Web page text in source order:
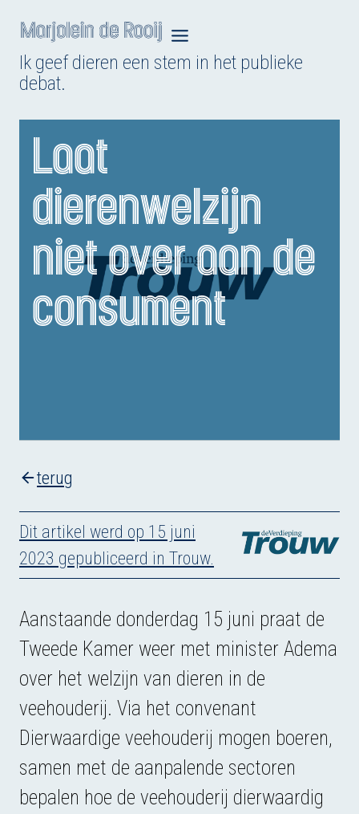
naar
inhoud
Ik geef dieren een stem in het publieke
debat.
Laat
dierenwelzijn
niet over aan de
consument
terug
Dit artikel werd op 15 juni
2023 gepubliceerd in Trouw.
Aanstaande donderdag 15 juni praat de
Tweede Kamer weer met minister Adema
over het welzijn van dieren in de
veehouderij. Via het convenant
Dierwaardige veehouderij mogen boeren,
samen met de aanpalende sectoren
bepalen hoe de veehouderij dierwaardig